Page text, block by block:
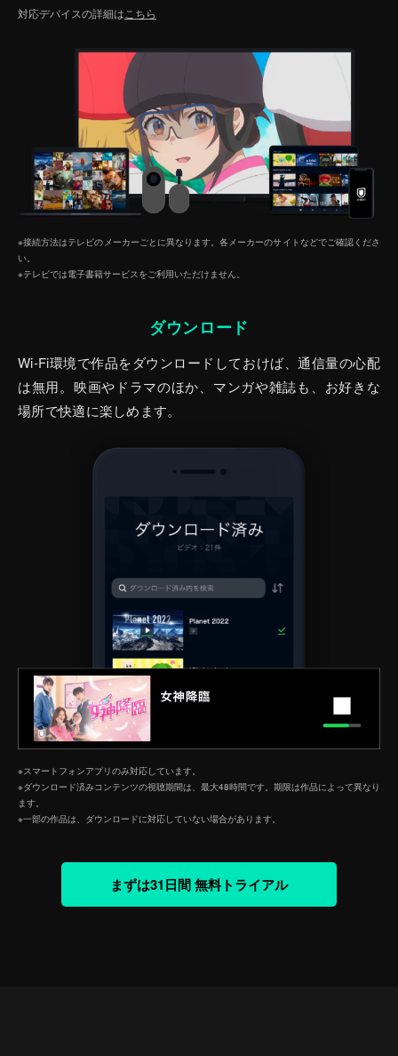
対応デバイスの詳細は こちら
※接続方法はテレビのメーカーごとに異なります。各メーカーのサイトなどでご確認くださ
い。
※テレビでは電子書籍サービスをご利⽤いただけません。
ダウンロード
Wi-Fi環境で作品をダウンロードしておけば、通信量の心配
は無用。映画やドラマのほか、マンガや雑誌も、お好きな
場所で快適に楽しめます。
※スマートフォンアプリのみ対応しています。
※ダウンロード済みコンテンツの視聴期間は、最大48時間です。期限は作品によって異なり
ます。
※一部の作品は、ダウンロードに対応していない場合があります。
まずは31日間 無料トライアル